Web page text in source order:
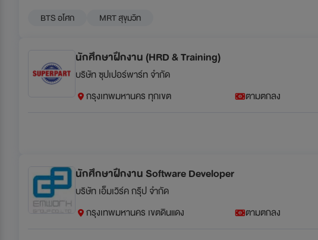
BTS อโศก MRT สุขุมวิท
นักศึกษาฝึกงาน (HRD & Training)
บริษัท ซุปเปอร์พาร์ท จำกัด
กรุงเทพมหานคร ทุกเขต ตามตกลง
นักศึกษาฝึกงาน Software Developer
บริษัท เอ็มเวิร์ค กรุ๊ป จำกัด
กรุงเทพมหานคร เขตดินแดง ตามตกลง